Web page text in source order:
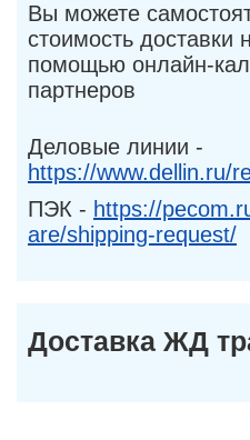
Вы можете
стоимость доставки
помощью онлайн-
партнеров
Деловые линии -
https://www.dellin.ru/
ПЭК - https://
are/shipping-request/
Доставка ЖД